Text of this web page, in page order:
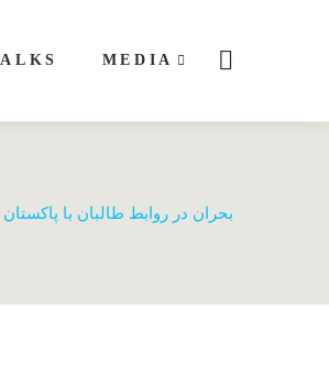
MEDIA
بحران در روابط طالبان با